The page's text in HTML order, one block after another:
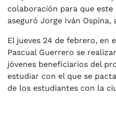
colaboración para que este
aseguró Jorge Iván Ospina,
El jueves 24 de febrero, en
Pascual Guerrero se
jóvenes beneficiarios del
estudiar con el que se
de los estudiantes con la